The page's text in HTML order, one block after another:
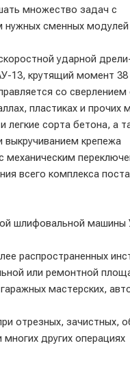
множество задач с
нужных сменных модулей
ударной
13, крутящий момент
со сверлением
пластиках и прочих
легкие сорта бетона, а
выкручиванием крепежа
механическим
всего комплекса
шлифовальной
распространенных
или ремонтной
мастерских,
отрезных, зачистных,
других операциях